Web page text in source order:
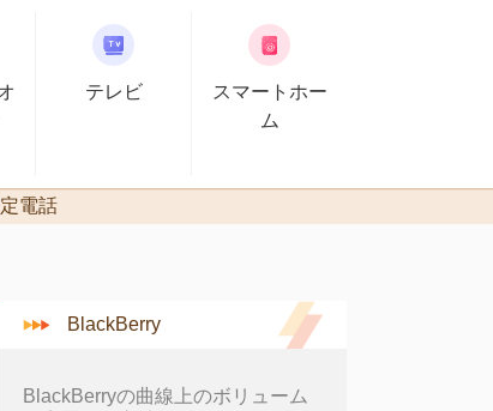
テレビ
スマートホー
ム
電話
BlackBerry
BlackBerryの曲線上のボリューム